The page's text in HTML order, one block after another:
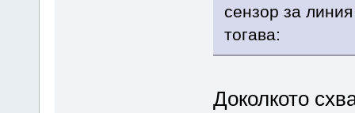
сензор за
тогава:
Доколкото